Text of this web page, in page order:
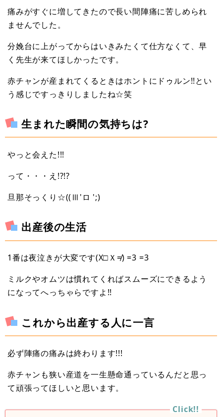
痛みがすぐに増してきたので長い間陣痛に苦しめられ
ませんでした。
分娩台に上がってからはいきみたくて仕方なくて、早
く先生が来てほしかったです。
赤チャンが産まれてくるときはホントにドゥルン!!とい
う感じですっきりしましたね☆笑
生まれた瞬間の気持ちは?
やっと会えた!!!
って・・・え!?!?
旦那そっくり☆((Ⅲ'ロ ';)
出産後の生活
1番は夜泣きが大変です(X□Ｘ≠) =3 =3
ミルクやオムツは慣れてくればスムーズにできるよう
になってへっちゃらですよ!!
これから出産する人に一言
必ず陣痛の痛みは終わります!!!
赤チャンも狭い産道を一生懸命通っているんだと思っ
て頑張ってほしいと思います。